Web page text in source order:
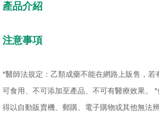
產品介紹
注意事項
*醫師法規定：乙類成藥不能在網路上販售，
可食用、不可添加至產品、不可有醫療效果。
得以自動販賣機、郵購、電子購物或其他無法